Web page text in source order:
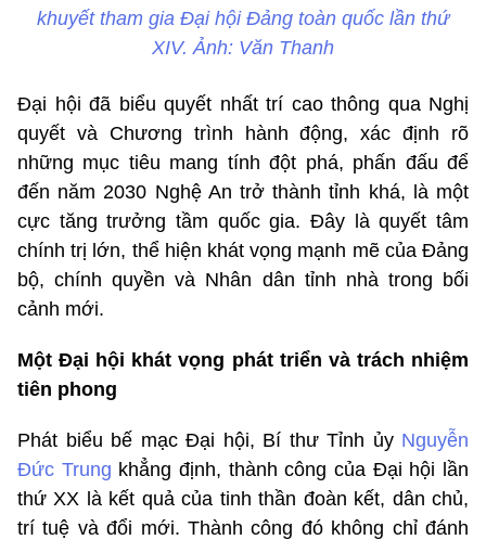
khuyết tham gia Đại hội Đảng toàn quốc lần thứ
XIV. Ảnh: Văn Thanh
Đại hội đã biểu quyết nhất trí cao thông qua Nghị
quyết và Chương trình hành động, xác định rõ
những mục tiêu mang tính đột phá, phấn đấu để
đến năm 2030 Nghệ An trở thành tỉnh khá, là một
cực tăng trưởng tầm quốc gia. Đây là quyết tâm
chính trị lớn, thể hiện khát vọng mạnh mẽ của Đảng
bộ, chính quyền và Nhân dân tỉnh nhà trong bối
cảnh mới.
Một Đại hội khát vọng phát triển và trách nhiệm
tiên phong
Phát biểu bế mạc Đại hội, Bí thư Tỉnh ủy Nguyễn
Đức Trung khẳng định, thành công của Đại hội lần
thứ XX là kết quả của tinh thần đoàn kết, dân chủ,
trí tuệ và đổi mới. Thành công đó không chỉ đánh